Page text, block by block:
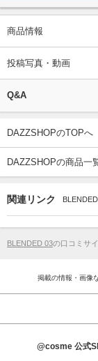
商品情報
投稿写真・動画
Q&A
DAZZSHOPのTOPへ
DAZZSHOPの商品一
関連リンク
BLENDED 03の口コミサ
掲載の情報・画像
@cosme 公式